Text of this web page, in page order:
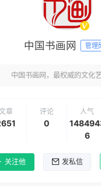
中国书画网 管理
中国书画网，最权威的文化
章 评论
0
人气
6
关注他 发私信